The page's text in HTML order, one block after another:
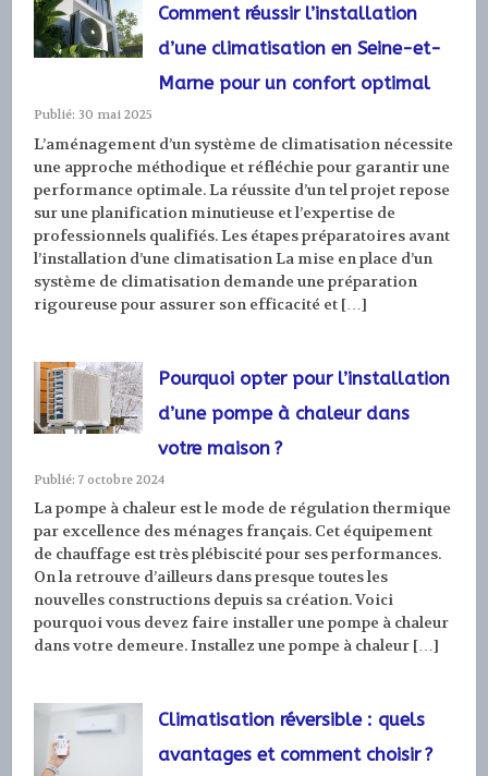
Comment réussir l’installation
d’une climatisation en Seine-et-
Marne pour un confort optimal
Publié: 30 mai 2025
L’aménagement d’un système de climatisation nécessite
une approche méthodique et réfléchie pour garantir une
performance optimale. La réussite d’un tel projet repose
sur une planification minutieuse et l’expertise de
professionnels qualifiés. Les étapes préparatoires avant
l’installation d’une climatisation La mise en place d’un
système de climatisation demande une préparation
rigoureuse pour assurer son efficacité et […]
Pourquoi opter pour l’installation
d’une pompe à chaleur dans
votre maison ?
Publié: 7 octobre 2024
La pompe à chaleur est le mode de régulation thermique
par excellence des ménages français. Cet équipement
de chauffage est très plébiscité pour ses performances.
On la retrouve d’ailleurs dans presque toutes les
nouvelles constructions depuis sa création. Voici
pourquoi vous devez faire installer une pompe à chaleur
dans votre demeure. Installez une pompe à chaleur […]
Climatisation réversible : quels
avantages et comment choisir ?